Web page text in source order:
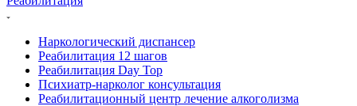
Наркологический диспансер
Реабилитация 12 шагов
Реабилитация Day Top
Психиатр-нарколог консультация
Реабилитационный центр лечение алкоголизма